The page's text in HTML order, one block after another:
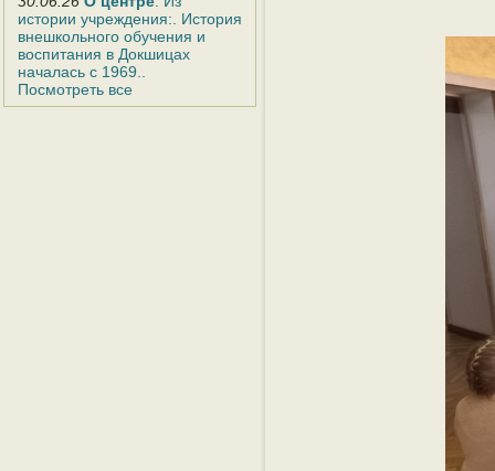
истории учреждения:. История
внешкольного обучения и
воспитания в Докшицах
началась с 1969..
Посмотреть все